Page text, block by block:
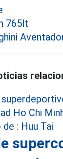
765lt